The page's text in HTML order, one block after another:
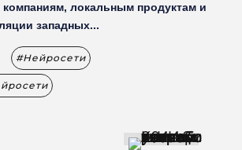
компаниям, локальным продуктам и
западных...
Нейросети